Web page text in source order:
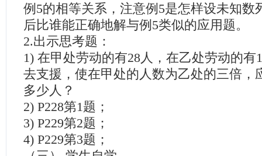
例5的相等关系，注意例5是怎样设未知数
后比谁能正确地解与例5类似的应用题。
2.出示思考题：
1) 在甲处劳动的有28人，在乙处劳动的有
去支援，使在甲处的人数为乙处的三倍，
多少人？
2) P228第1题；
3) P229第2题；
4) P229第3题；